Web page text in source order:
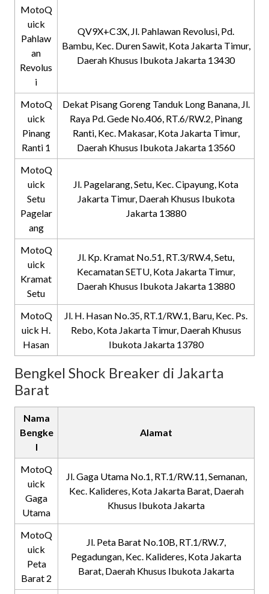
MotoQ
uick
Pahlaw
an
Revolus
i
QV9X+C3X, Jl. Pahlawan Revolusi, Pd.
Bambu, Kec. Duren Sawit, Kota Jakarta Timur,
Daerah Khusus Ibukota Jakarta 13430
MotoQ
uick
Pinang
Ranti 1
Dekat Pisang Goreng Tanduk Long Banana, Jl.
Raya Pd. Gede No.406, RT.6/RW.2, Pinang
Ranti, Kec. Makasar, Kota Jakarta Timur,
Daerah Khusus Ibukota Jakarta 13560
MotoQ
uick
Setu
Pagelar
ang
Jl. Pagelarang, Setu, Kec. Cipayung, Kota
Jakarta Timur, Daerah Khusus Ibukota
Jakarta 13880
MotoQ
uick
Kramat
Setu
Jl. Kp. Kramat No.51, RT.3/RW.4, Setu,
Kecamatan SETU, Kota Jakarta Timur,
Daerah Khusus Ibukota Jakarta 13880
MotoQ
uick H.
Hasan
Jl. H. Hasan No.35, RT.1/RW.1, Baru, Kec. Ps.
Rebo, Kota Jakarta Timur, Daerah Khusus
Ibukota Jakarta 13780
Bengkel Shock Breaker di Jakarta
Barat
Nama
Bengke
l
Alamat
MotoQ
uick
Gaga
Utama
Jl. Gaga Utama No.1, RT.1/RW.11, Semanan,
Kec. Kalideres, Kota Jakarta Barat, Daerah
Khusus Ibukota Jakarta
MotoQ
uick
Peta
Barat 2
Jl. Peta Barat No.10B, RT.1/RW.7,
Pegadungan, Kec. Kalideres, Kota Jakarta
Barat, Daerah Khusus Ibukota Jakarta